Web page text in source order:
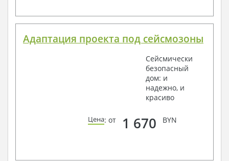
Адаптация проекта под сейсмозоны
Сейсмически
безопасный
дом: и
надежно, и
красиво
Цена: от 1 670 BYN